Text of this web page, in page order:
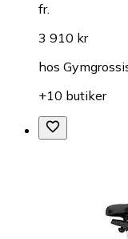
fr.
3 910 kr
hos
+10 butiker